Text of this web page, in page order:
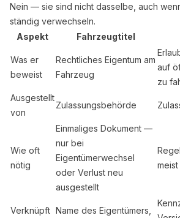
Nein — sie sind nicht dasselbe, auch
ständig verwechseln.
Aspekt
Fahrzeugtitel
Was er
beweist
Rechtliches Eigentum am
Fahrzeug
auf
zu
Ausgestellt
von
Zulassungsbehörde
Wie oft
nötig
Einmaliges Dokument —
nur bei
Eigentümerwechsel
oder Verlust neu
ausgestellt
Verknüpft Name des Eigentümers,